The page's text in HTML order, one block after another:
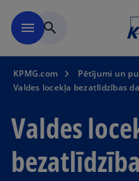
menu search
KPMG.com
Pētījumi un
Valdes locekļa bezatlīdzības
Valdes